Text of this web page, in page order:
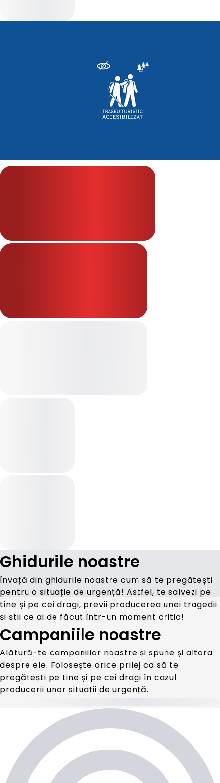
Ghidurile noastre
Învață din ghidurile noastre cum să te pregătești
pentru o situație de urgență! Astfel, te salvezi pe
tine și pe cei dragi, previi producerea unei tragedii
și știi ce ai de făcut într-un moment critic!
Campaniile noastre
Alătură-te campaniilor noastre și spune și altora
despre ele. Folosește orice prilej ca să te
pregătești pe tine și pe cei dragi în cazul
producerii unor situații de urgență.